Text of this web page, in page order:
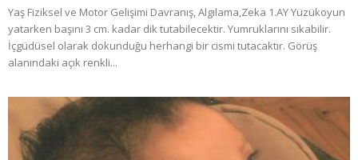
Yaş Fiziksel ve Motor Gelişimi Davranış, Algılama,Zeka 1.AY Yüzükoyun
yatarken başını 3 cm. kadar dik tutabilecektir. Yumruklarını sıkabilir.
İçgüdüsel olarak dokunduğu herhangi bir cismi tutacaktır. Görüş
alanındaki açık renkli...